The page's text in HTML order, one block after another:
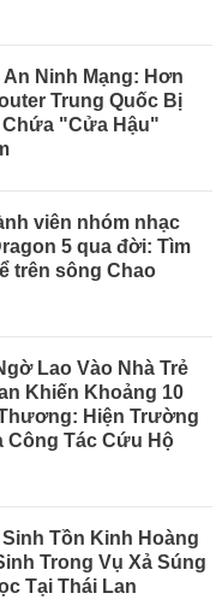
Ninh Mạng: Hơn
Trung Quốc Bị
Chứa "Cửa Hậu"
viên nhóm nhạc
5 qua đời: Tìm
trên sông Chao
Lao Vào Nhà Trẻ
Khiến Khoảng 10
Hiện Trường
Công Tác Cứu Hộ
Tồn Kinh Hoàng
Trong Vụ Xả Súng
Tại Thái Lan